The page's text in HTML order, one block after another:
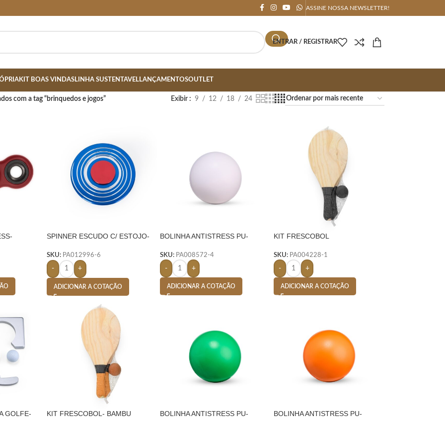
ASSINE NOSSA NEWSLETTER!
ENTRAR / REGISTRAR
KIT BOAS VINDASLINHA SUSTENTAVELLANÇAMENTOSOUTLET
com a tag “brinquedos e jogos” Exibir 9 12 18 24
SPINNER ESCUDO C/ ESTOJO-
SKU: PA012996-6
- +
ADICIONAR A COTAÇÃO
BOLINHA ANTISTRESS PU-
SKU: PA008572-4
- +
ADICIONAR A COTAÇÃO
KIT FRESCOBOL
SKU: PA004228-1
- +
ADICIONAR A COTAÇÃO
GOLFE-
KIT FRESCOBOL- BAMBU
BOLINHA ANTISTRESS PU-
BOLINHA ANTISTRESS PU-